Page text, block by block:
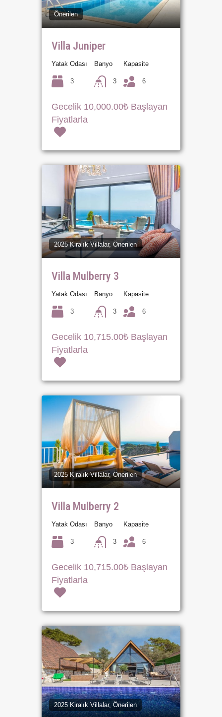
Önerilen
Villa Juniper
Yatak Odası
3
Banyo
3
Kapasite
6
Gecelik 10,000.00₺ Başlayan
Fiyatlarla
2025 Kiralık Villalar, Önerilen
Villa Mulberry 3
Yatak Odası
3
Banyo
3
Kapasite
6
Gecelik 10,715.00₺ Başlayan
Fiyatlarla
2025 Kiralık Villalar, Önerilen
Villa Mulberry 2
Yatak Odası
3
Banyo
3
Kapasite
6
Gecelik 10,715.00₺ Başlayan
Fiyatlarla
2025 Kiralık Villalar, Önerilen